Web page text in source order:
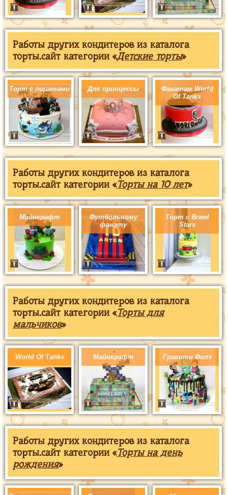
Работы других кондитеров из каталога
торты.сайт категории «Детские торты»
Торт с пиратами Для принцессы
Фанатам World
Of Tanks
Работы других кондитеров из каталога
торты.сайт категории «Торты на 10 лет»
Майнкрафт
Футбольному
фанату
Торт с Brawl
Stars
Работы других кондитеров из каталога
торты.сайт категории «Торты для
мальчиков»
World Of Tanks Майнкрафт Гравити Фолз
Работы других кондитеров из каталога
торты.сайт категории «Торты на день
рождения»